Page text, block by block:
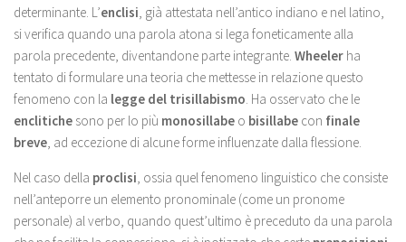
determinante. L’enclisi , già attestata nell’antico indiano e nel latino,
si verifica quando una parola atona si lega foneticamente alla
parola precedente, diventandone parte integrante. Wheeler ha
tentato di formulare una teoria che mettesse in relazione questo
fenomeno con la legge del trisillabismo . Ha osservato che le
enclitiche sono per lo più monosillabe o bisillabe con finale
breve , ad eccezione di alcune forme influenzate dalla flessione.
Nel caso della proclisi , ossia quel fenomeno linguistico che consiste
nell’anteporre un elemento pronominale (come un pronome
personale) al verbo, quando quest’ultimo è preceduto da una parola